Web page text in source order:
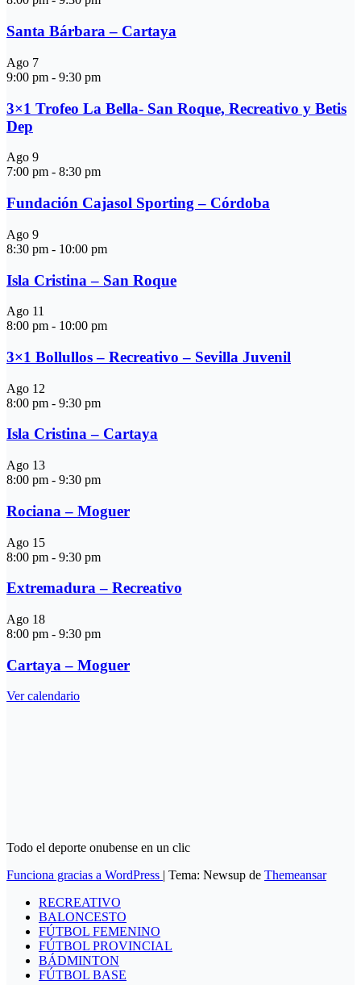
Santa Bárbara – Cartaya
Ago 7
9:00 pm - 9:30 pm
3×1 Trofeo La Bella- San Roque, Recreativo y Betis
Dep
Ago 9
7:00 pm - 8:30 pm
Fundación Cajasol Sporting – Córdoba
Ago 9
8:30 pm - 10:00 pm
Isla Cristina – San Roque
Ago 11
8:00 pm - 10:00 pm
3×1 Bollullos – Recreativo – Sevilla Juvenil
Ago 12
8:00 pm - 9:30 pm
Isla Cristina – Cartaya
Ago 13
8:00 pm - 9:30 pm
Rociana – Moguer
Ago 15
8:00 pm - 9:30 pm
Extremadura – Recreativo
Ago 18
8:00 pm - 9:30 pm
Cartaya – Moguer
Ver calendario
Todo el deporte onubense en un clic
Funciona gracias a WordPress | Tema: Newsup de Themeansar
RECREATIVO
BALONCESTO
FÚTBOL FEMENINO
FÚTBOL PROVINCIAL
BÁDMINTON
FÚTBOL BASE